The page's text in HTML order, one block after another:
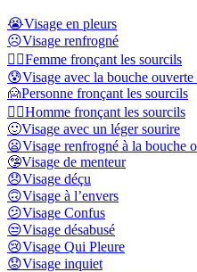
😭Visage en pleurs
☹️Visage renfrogné
🙍‍♀️Femme fronçant les sourcils
😰Visage avec la bouche ouverte
🙍Personne fronçant les sourcils
🙍‍♂️Homme fronçant les sourcils
🙂Visage avec un léger sourire
😦Visage renfrogné à la bouche
🤥Visage de menteur
😞Visage déçu
🙃Visage à l’envers
😕Visage Confus
😒Visage désabusé
😢Visage Qui Pleure
😟Visage inquiet